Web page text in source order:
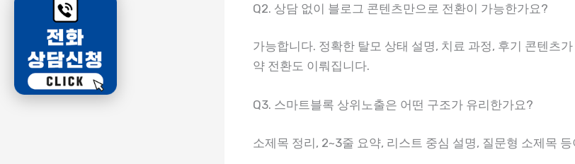
Q2. 상담 없이 블로그 콘텐츠만으로 전환이 가능한가요?
가능합니다. 정확한 탈모 상태 설명, 치료 과정, 후기 콘텐츠
약 전환도 이뤄집니다.
Q3. 스마트블록 상위노출은 어떤 구조가 유리한가요?
소제목 정리, 2~3줄 요약, 리스트 중심 설명, 질문형 소제목